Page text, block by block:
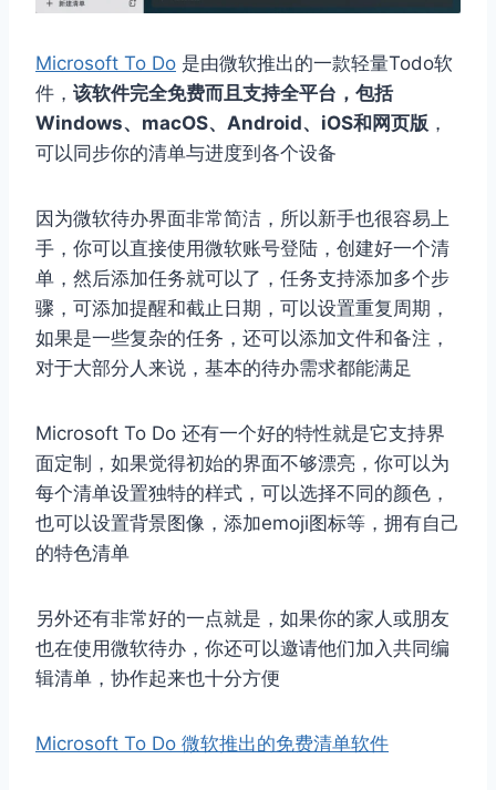
Microsoft To Do 是由微软推出的一款轻量Todo软
件， 该软件完全免费而且支持全平台，包括
Windows、macOS、Android、iOS和网页版 ，
可以同步你的清单与进度到各个设备
因为微软待办界面非常简洁，所以新手也很容易上
手，你可以直接使用微软账号登陆，创建好一个清
单，然后添加任务就可以了，任务支持添加多个步
骤，可添加提醒和截止日期，可以设置重复周期，
如果是一些复杂的任务，还可以添加文件和备注，
对于大部分人来说，基本的待办需求都能满足
Microsoft To Do 还有一个好的特性就是它支持界
面定制，如果觉得初始的界面不够漂亮，你可以为
每个清单设置独特的样式，可以选择不同的颜色，
也可以设置背景图像，添加emoji图标等，拥有自己
的特色清单
另外还有非常好的一点就是，如果你的家人或朋友
也在使用微软待办，你还可以邀请他们加入共同编
辑清单，协作起来也十分方便
Microsoft To Do 微软推出的免费清单软件